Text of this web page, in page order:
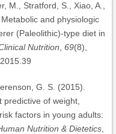
M., Stratford, S., Xiao, A.,
and physiologic
(Paleolithic)-type diet in
Nutrition 69(8),
G. S. (2015).
of weight,
factors in young adults:
Nutrition & Dietetics